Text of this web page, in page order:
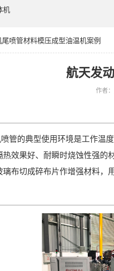
机
喷管材料模压成型油温机案例
航天发
作者
管的典型使用环境是工作温
效果好、耐瞬时烧蚀性强的
布切成碎布片作增强材料，